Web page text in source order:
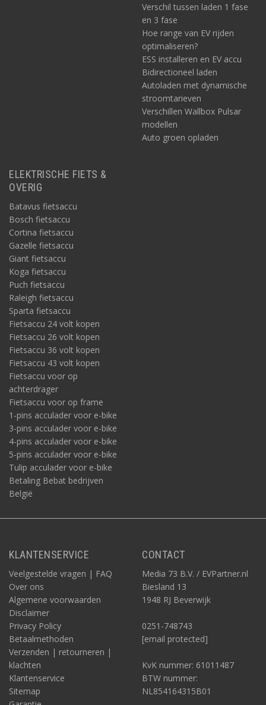
Verschil tussen laden 1 fase
en 3 fase
Hoe range van EV rijden
optimaliseren?
ESS installeren en EV accu
Bidirectioneel laden
Autoladen met dynamische
stroomtarieven
Verschillen Wallbox Pulsar
modellen
Auto groen opladen
ELEKTRISCHE FIETS &
OVERIG
Batavus fietsaccu
Bosch fietsaccu
Cortina fietsaccu
Gazelle fietsaccu
Giant fietsaccu
Koga fietsaccu
Puch fietsaccu
Raleigh fietsaccu
Sparta fietsaccu
Fietsaccu 24 volt kopen
Fietsaccu 26 volt kopen
Fietsaccu 36 volt kopen
Fietsaccu 43 volt kopen
Fietsaccu voor op
achterdrager
Fietsaccu voor op frame
1-pins acculader voor e-bike
3-pins acculader voor e-bike
4-pins acculader voor e-bike
5-pins acculader voor e-bike
Tulip acculader voor e-bike
Betaling Bebat bedrijven
België
KLANTENSERVICE
Veelgestelde vragen | FAQ
Over ons
Algemene voorwaarden
Disclaimer
Privacy Policy
Betaalmethoden
Verzenden | retourneren |
klachten
Klantenservice
Sitemap
CONTACT
Media 73 B.V. / EVPartner.nl
Biesland 13
1948 RJ Beverwijk
0251-748743
[email protected]
KvK nummer: 61011487
BTW nummer:
NL854164315B01